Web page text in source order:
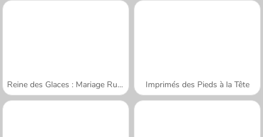
Reine des Glaces : Mariage Ruiné Imprimés des Pieds à la Tête